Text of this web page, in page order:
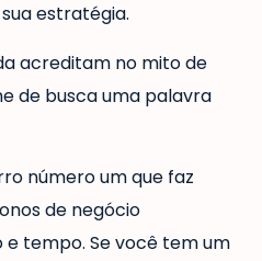
estratégia.
acreditam no mito de
de busca uma palavra
número um que faz
de negócio
tempo. Se você tem um